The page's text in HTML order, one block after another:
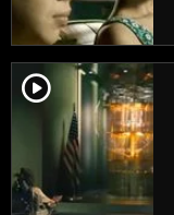
player2